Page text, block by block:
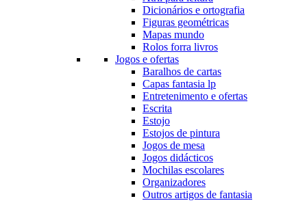
Dicionários e ortografia
Figuras geométricas
Mapas mundo
Rolos forra livros
Jogos e ofertas
Baralhos de cartas
Capas fantasia lp
Entretenimento e ofertas
Escrita
Estojo
Estojos de pintura
Jogos de mesa
Jogos didácticos
Mochilas escolares
Organizadores
Outros artigos de fantasia